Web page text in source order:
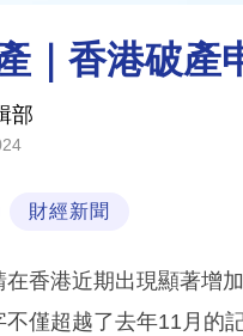
｜香港破產
部
財經新聞
在香港近期出現顯著增
不僅超越了去年11月的